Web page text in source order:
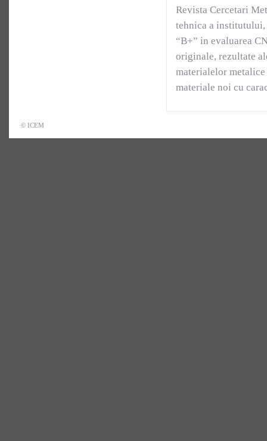
Revista Cercetari
tehnica a
“B+” in evaluarea
originale, rezultate
materialelor
materiale noi cu
© ICEM